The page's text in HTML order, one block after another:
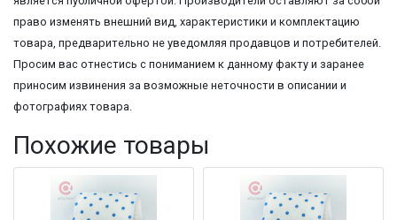
право изменять внешний вид, характеристики и комплектацию
товара, предварительно не уведомляя продавцов и потребителей.
Просим вас отнестись с пониманием к данному факту и заранее
приносим извинения за возможные неточности в описании и
фотографиях товара.
Похожие товары